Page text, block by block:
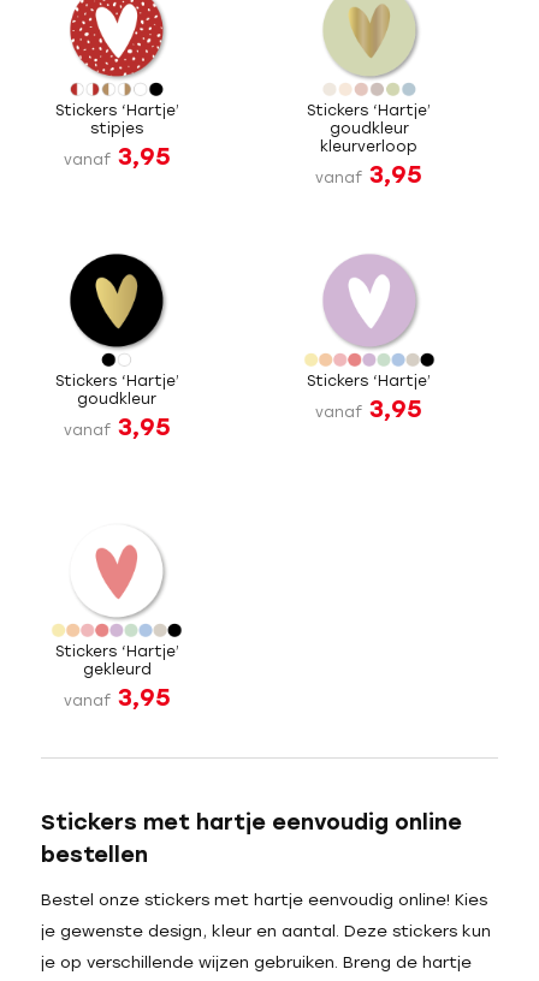
Stickers ‘Hartje’
stipjes
vanaf 3,95
Stickers ‘Hartje’
goudkleur
kleurverloop
vanaf 3,95
Stickers ‘Hartje’
goudkleur
vanaf 3,95
Stickers ‘Hartje’
vanaf 3,95
Stickers ‘Hartje’
gekleurd
vanaf 3,95
Stickers met hartje eenvoudig online
bestellen
Bestel onze stickers met hartje eenvoudig online! Kies
je gewenste design, kleur en aantal. Deze stickers kun
je op verschillende wijzen gebruiken. Breng de hartje